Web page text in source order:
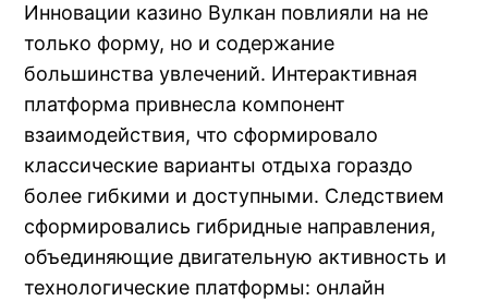
Инновации казино Вулкан повлияли на не
только форму, но и содержание
большинства увлечений. Интерактивная
платформа привнесла компонент
взаимодействия, что сформировало
классические варианты отдыха гораздо
более гибкими и доступными. Следствием
сформировались гибридные направления,
объединяющие двигательную активность и
технологические платформы: онлайн